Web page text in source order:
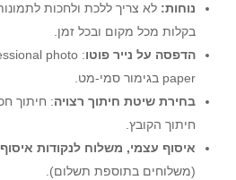
נוחות: לא צריך ללכת ולחכות
בקלות מכל מקום ובכל זמן.
הדפסה על נייר פוטו photo
paper בגימור סמי-מט.
בחירת שיטת חיתוך רצויה: חיתוך
חיתוך הקובץ.
איסוף עצמי, משלוח לנקודות
(משלוחים בתוספת תשלום).